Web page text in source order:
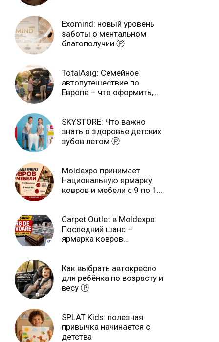
Exomind: новый уровень
заботы о ментальном
благополучии Ⓟ
TotalAsig: Семейное
автопутешествие по
Европе – что оформить,
SKYSTORE: Что важно
знать о здоровье детских
зубов летом Ⓟ
Moldexpo принимает
Национальную ярмарку
ковров и мебели с 9 по 14
Carpet Outlet в Moldexpo:
Последний шанс –
ярмарка ковров
Как выбрать автокресло
для ребёнка по возрасту и
весу Ⓟ
SPLAT Kids: полезная
привычка начинается с
детства